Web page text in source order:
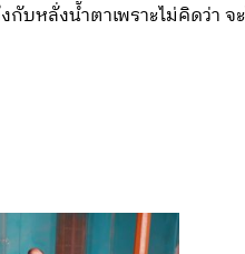
หลั่งน้ำตาเพราะไม่คิดว่า จ